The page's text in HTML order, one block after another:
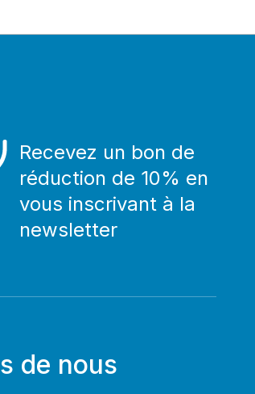
Recevez un bon de
réduction de 10% en
vous inscrivant à la
newsletter
de nous